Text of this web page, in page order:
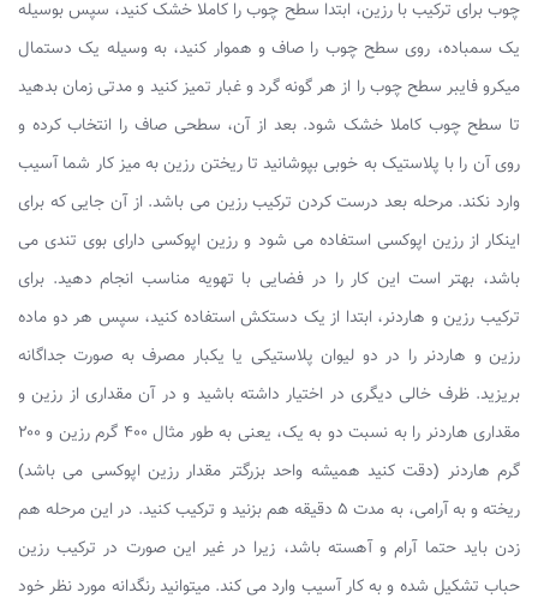
چوب برای ترکیب با رزین، ابتدا سطح چوب را کاملا خشک کنید، سپس بوسیله
یک سمباده، روی سطح چوب را صاف و هموار کنید، به وسیله یک دستمال
میکرو فایبر سطح چوب را از هر گونه گرد و غبار تمیز کنید و مدتی زمان بدهید
تا سطح چوب کاملا خشک شود. بعد از آن، سطحی صاف را انتخاب کرده و
روی آن را با پلاستیک به خوبی بپوشانید تا ریختن رزین به میز کار شما آسیب
وارد نکند. مرحله بعد درست کردن ترکیب رزین می باشد. از آن جایی که برای
اینکار از رزین اپوکسی استفاده می شود و رزین اپوکسی دارای بوی تندی می
باشد، بهتر است این کار را در فضایی با تهویه مناسب انجام دهید. برای
ترکیب رزین و هاردنر، ابتدا از یک دستکش استفاده کنید، سپس هر دو ماده
رزین و هاردنر را در دو لیوان پلاستیکی یا یکبار مصرف به صورت جداگانه
بریزید. ظرف خالی دیگری در اختیار داشته باشید و در آن مقداری از رزین و
مقداری هاردنر را به نسبت دو به یک، یعنی به طور مثال ۴۰۰ گرم رزین و ۲۰۰
گرم هاردنر (دقت کنید همیشه واحد بزرگتر مقدار رزین اپوکسی می باشد)
ریخته و به آرامی، به مدت ۵ دقیقه هم بزنید و ترکیب کنید. در این مرحله هم
زدن باید حتما آرام و آهسته باشد، زیرا در غیر این صورت در ترکیب رزین
حباب تشکیل شده و به کار آسیب وارد می کند. میتوانید رنگدانه مورد نظر خود